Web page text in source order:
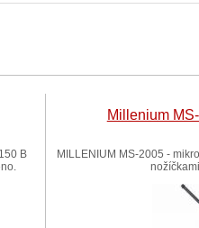
B
Millenium
MILLENIUM MS-2005 -